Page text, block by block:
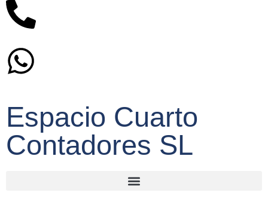
Espacio Cuarto
Contadores SL